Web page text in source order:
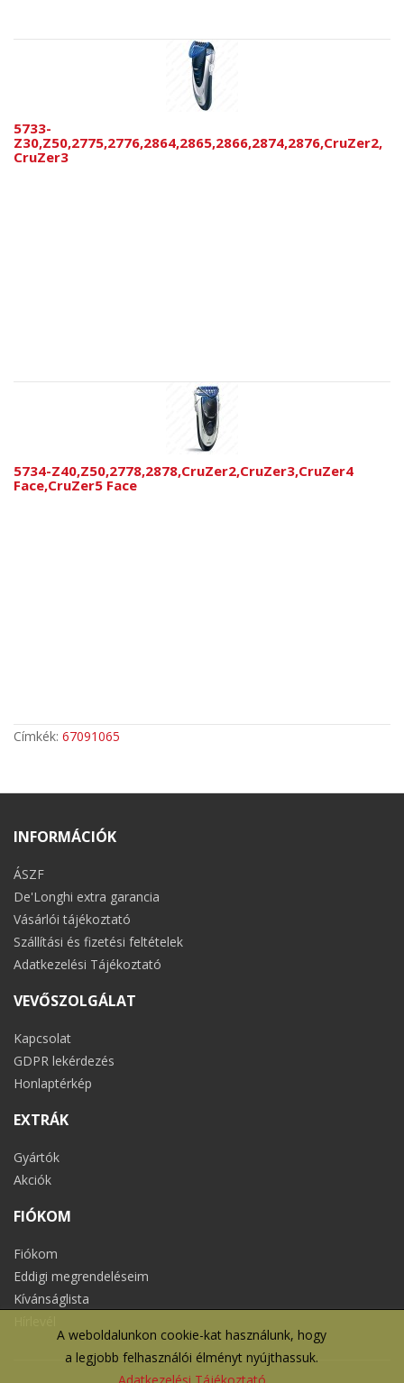
A weboldalunkon cookie-kat használunk, hogy
a legjobb felhasználói élményt nyújthassuk.
5733-
Z30,Z50,2775,2776,2864,2865,2866,2874,2876,CruZer2,
CruZer3
5734-Z40,Z50,2778,2878,CruZer2,CruZer3,CruZer4
Face,CruZer5 Face
Címkék: 67091065
INFORMÁCIÓK
ÁSZF
De'Longhi extra garancia
Vásárlói tájékoztató
Szállítási és fizetési feltételek
Adatkezelési Tájékoztató
VEVŐSZOLGÁLAT
Kapcsolat
GDPR lekérdezés
Honlaptérkép
EXTRÁK
Gyártók
Akciók
FIÓKOM
Fiókom
Eddigi megrendeléseim
Kívánságlista